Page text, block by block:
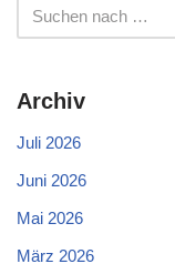
Archiv
Juli 2026
Juni 2026
Mai 2026
März 2026